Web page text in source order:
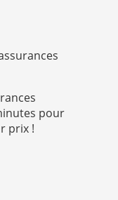
pour
prix !